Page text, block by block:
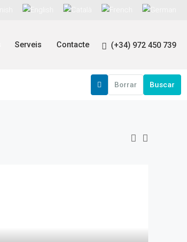
Serveis Contacte (+34) 972 450 739
Borrar Buscar